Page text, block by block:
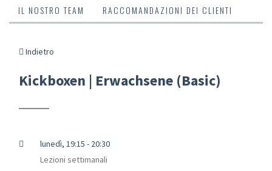
IL NOSTRO TEAM
RACCOMANDAZIONI DEI CLIENTI
Indietro
Kickboxen | Erwachsene (Basic)
lunedì, 19:15 - 20:30
Lezioni settimanali